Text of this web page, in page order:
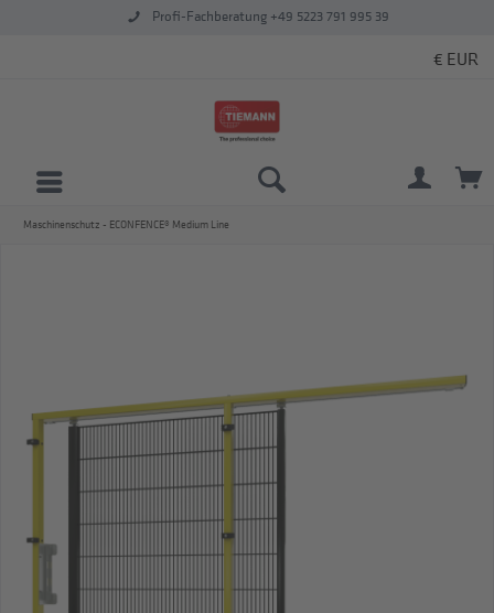
Profi-Fachberatung +49 5223 791 995 39
Maschinenschutz - ECONFENCE® Medium Line